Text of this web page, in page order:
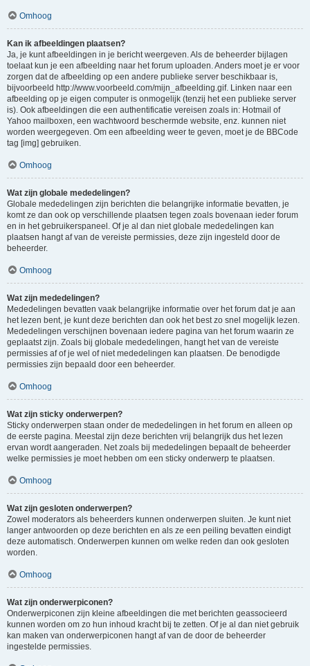
Omhoog
Kan ik afbeeldingen plaatsen?
Ja, je kunt afbeeldingen in je bericht weergeven. Als de beheerder bijlagen
toelaat kun je een afbeelding naar het forum uploaden. Anders moet je er voor
zorgen dat de afbeelding op een andere publieke server beschikbaar is,
bijvoorbeeld http://www.voorbeeld.com/mijn_afbeelding.gif. Linken naar een
afbeelding op je eigen computer is onmogelijk (tenzij het een publieke server
is). Ook afbeeldingen die een authentificatie vereisen zoals in: Hotmail of
Yahoo mailboxen, een wachtwoord beschermde website, enz. kunnen niet
worden weergegeven. Om een afbeelding weer te geven, moet je de BBCode
tag [img] gebruiken.
Omhoog
Wat zijn globale mededelingen?
Globale mededelingen zijn berichten die belangrijke informatie bevatten, je
komt ze dan ook op verschillende plaatsen tegen zoals bovenaan ieder forum
en in het gebruikerspaneel. Of je al dan niet globale mededelingen kan
plaatsen hangt af van de vereiste permissies, deze zijn ingesteld door de
beheerder.
Omhoog
Wat zijn mededelingen?
Mededelingen bevatten vaak belangrijke informatie over het forum dat je aan
het lezen bent, je kunt deze berichten dan ook het best zo snel mogelijk lezen.
Mededelingen verschijnen bovenaan iedere pagina van het forum waarin ze
geplaatst zijn. Zoals bij globale mededelingen, hangt het van de vereiste
permissies af of je wel of niet mededelingen kan plaatsen. De benodigde
permissies zijn bepaald door een beheerder.
Omhoog
Wat zijn sticky onderwerpen?
Sticky onderwerpen staan onder de mededelingen in het forum en alleen op
de eerste pagina. Meestal zijn deze berichten vrij belangrijk dus het lezen
ervan wordt aangeraden. Net zoals bij mededelingen bepaalt de beheerder
welke permissies je moet hebben om een sticky onderwerp te plaatsen.
Omhoog
Wat zijn gesloten onderwerpen?
Zowel moderators als beheerders kunnen onderwerpen sluiten. Je kunt niet
langer antwoorden op deze berichten en als ze een peiling bevatten eindigt
deze automatisch. Onderwerpen kunnen om welke reden dan ook gesloten
worden.
Omhoog
Wat zijn onderwerpiconen?
Onderwerpiconen zijn kleine afbeeldingen die met berichten geassocieerd
kunnen worden om zo hun inhoud kracht bij te zetten. Of je al dan niet gebruik
kan maken van onderwerpiconen hangt af van de door de beheerder
ingestelde permissies.